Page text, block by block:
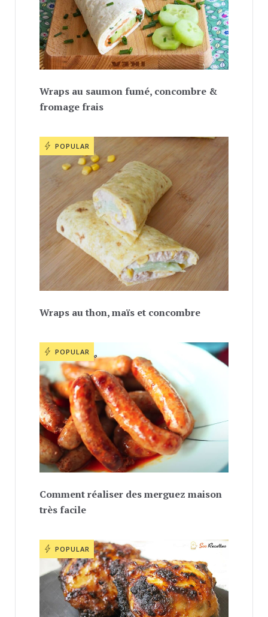
Wraps au saumon fumé, concombre &
fromage frais
POPULAR
Wraps au thon, maïs et concombre
POPULAR
Comment réaliser des merguez maison
très facile
POPULAR